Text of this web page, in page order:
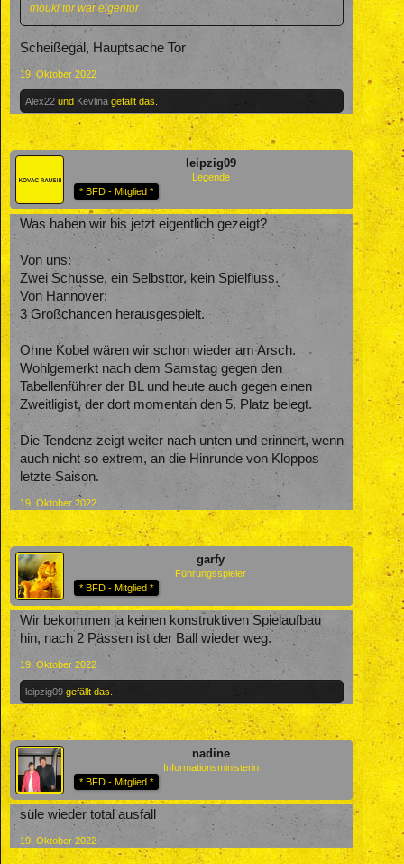
mouki tor war eigentor
Scheißegal, Hauptsache Tor
19. Oktober 2022
Alex22 und Kevlina gefällt das.
leipzig09
Legende
* BFD - Mitglied *
Was haben wir bis jetzt eigentlich gezeigt?
Von uns:
Zwei Schüsse, ein Selbsttor, kein Spielfluss.
Von Hannover:
3 Großchancen herausgespielt.
Ohne Kobel wären wir schon wieder am Arsch.
Wohlgemerkt nach dem Samstag gegen den
Tabellenführer der BL und heute auch gegen einen
Zweitligist, der dort momentan den 5. Platz belegt.
Die Tendenz zeigt weiter nach unten und erinnert, wenn
auch nicht so extrem, an die Hinrunde von Kloppos
letzte Saison.
19. Oktober 2022
garfy
Führungsspieler
* BFD - Mitglied *
Wir bekommen ja keinen konstruktiven Spielaufbau
hin, nach 2 Pässen ist der Ball wieder weg.
19. Oktober 2022
leipzig09 gefällt das.
nadine
Informationsministerin
* BFD - Mitglied *
süle wieder total ausfall
19. Oktober 2022